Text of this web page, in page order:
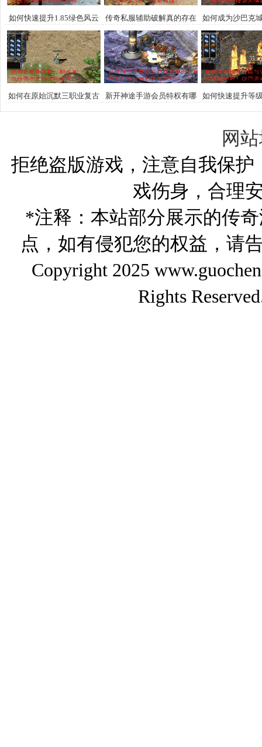
如何快速提升1.85绿色风云
复古传奇的等级与装备？
传奇私服辅助破解真的存在
吗？如何揭开游戏隐藏奥
秘？
如何成为沙巴克
传奇制胜秘诀
如何在原始沉默三职业复古
传奇中寻回游戏本真？
新开神途手游会员特权有哪
些？如何利用会员福利快速
如何快速提升等
合击技能如何搭
网
拒绝盗版游戏，注意自我保
戏伤身，合理
*注释：本站部分展示的传
点，如有侵犯您的权益，请
Copyright 2025
Rights